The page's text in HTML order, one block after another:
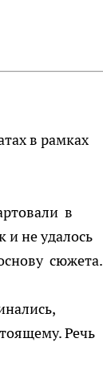
в рамках
в
не удалось
сюжета.
Речь